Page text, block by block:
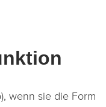
wenn sie die Form